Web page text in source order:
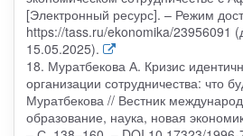
[Электронный ресурс]. – Режим
https://tass.ru/ekonomika/23956091
15.05.2025).
18. Муратбекова А. Кризис
организации сотрудничества: что
Муратбекова // Вестник
образование, наука, новая